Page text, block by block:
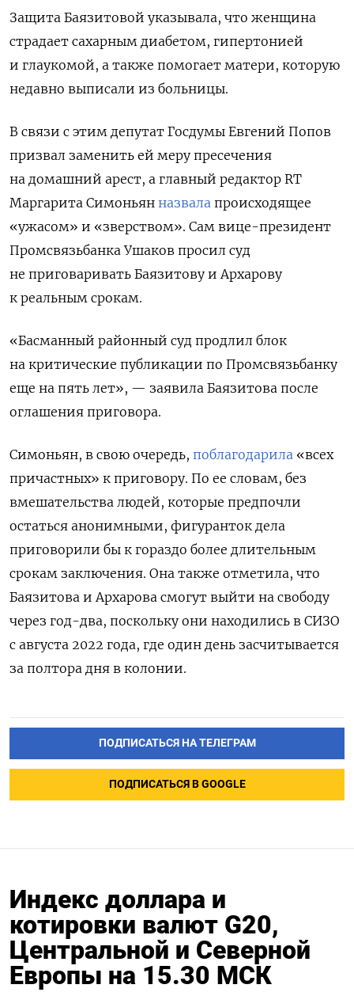
Защита Баязитовой указывала, что женщина
страдает сахарным диабетом, гипертонией
и глаукомой, а также помогает матери, которую
недавно выписали из больницы.
В связи с этим депутат Госдумы Евгений Попов
призвал заменить ей меру пресечения
на домашний арест, а главный редактор RT
Маргарита Симоньян назвала происходящее
«ужасом» и «зверством». Сам вице-президент
Промсвязьбанка Ушаков просил суд
не приговаривать Баязитову и Архарову
к реальным срокам.
«Басманный районный суд продлил блок
на критические публикации по Промсвязьбанку
еще на пять лет», — заявила Баязитова после
оглашения приговора.
Симоньян, в свою очередь, поблагодарила «всех
причастных» к приговору. По ее словам, без
вмешательства людей, которые предпочли
остаться анонимными, фигуранток дела
приговорили бы к гораздо более длительным
срокам заключения. Она также отметила, что
Баязитова и Архарова смогут выйти на свободу
через год-два, поскольку они находились в СИЗО
с августа 2022 года, где один день засчитывается
за полтора дня в колонии.
ПОДПИСАТЬСЯ НА ТЕЛЕГРАМ
ПОДПИСАТЬСЯ В GOOGLE
Индекс доллара и
котировки валют G20,
Центральной и Северной
Европы на 15.30 МСК